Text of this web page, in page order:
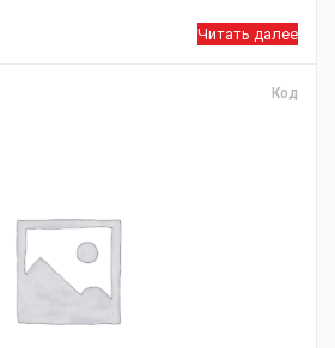
Читать далее
Код